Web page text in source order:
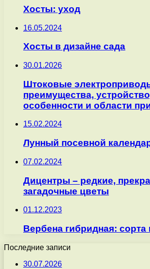
Хосты: уход
16.05.2024
Хосты в дизайне сада
30.01.2026
Штоковые
преимущества,
особенности и области
15.02.2024
Лунный посевной
07.02.2024
Дицентры – редкие,
загадочные цветы
01.12.2023
Вербена гибридная: сорта
Последние записи
30.07.2026